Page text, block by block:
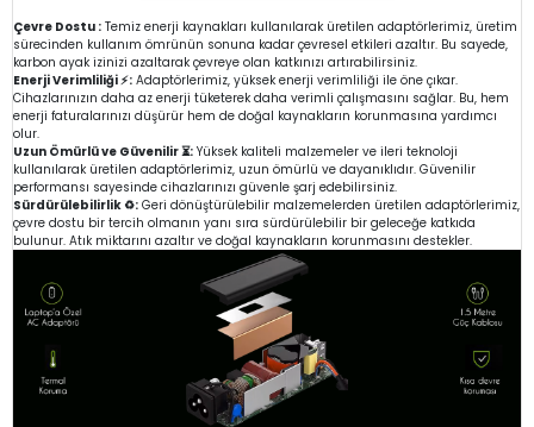
Çevre Dostu : Temiz enerji kaynakları kullanılarak üretilen adaptörlerimiz, üretim
sürecinden kullanım ömrünün sonuna kadar çevresel etkileri azaltır. Bu sayede,
karbon ayak izinizi azaltarak çevreye olan katkınızı artırabilirsiniz.
Enerji Verimliliği ⚡: Adaptörlerimiz, yüksek enerji verimliliği ile öne çıkar.
Cihazlarınızın daha az enerji tüketerek daha verimli çalışmasını sağlar. Bu, hem
enerji faturalarınızı düşürür hem de doğal kaynakların korunmasına yardımcı
olur.
Uzun Ömürlü ve Güvenilir ⏳: Yüksek kaliteli malzemeler ve ileri teknoloji
kullanılarak üretilen adaptörlerimiz, uzun ömürlü ve dayanıklıdır. Güvenilir
performansı sayesinde cihazlarınızı güvenle şarj edebilirsiniz.
Sürdürülebilirlik ♻️: Geri dönüştürülebilir malzemelerden üretilen adaptörlerimiz,
çevre dostu bir tercih olmanın yanı sıra sürdürülebilir bir geleceğe katkıda
bulunur. Atık miktarını azaltır ve doğal kaynakların korunmasını destekler.